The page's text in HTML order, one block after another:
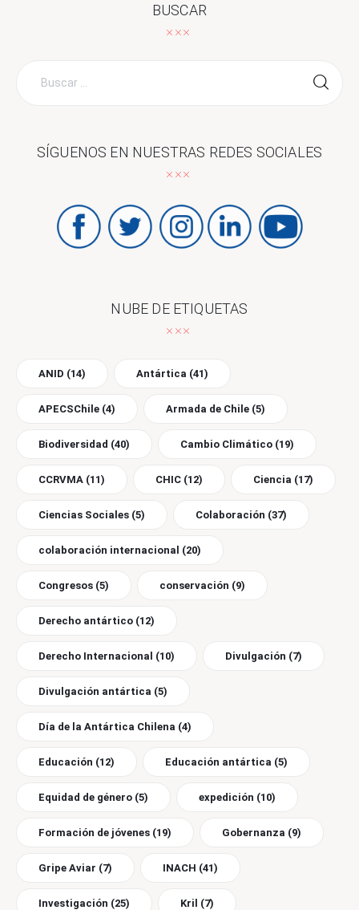
BUSCAR
SÍGUENOS EN NUESTRAS REDES SOCIALES
NUBE DE ETIQUETAS
ANID (14) Antártica (41)
APECSChile (4) Armada de Chile (5)
Biodiversidad (40) Cambio Climático (19)
CCRVMA (11) CHIC (12) Ciencia (17)
Ciencias Sociales (5) Colaboración (37)
colaboración internacional (20)
Congresos (5) conservación (9)
Derecho antártico (12)
Derecho Internacional (10) Divulgación (7)
Divulgación antártica (5)
Día de la Antártica Chilena (4)
Educación (12) Educación antártica (5)
Equidad de género (5) expedición (10)
Formación de jóvenes (19) Gobernanza (9)
Gripe Aviar (7) INACH (41)
Investigación (25) Kril (7)